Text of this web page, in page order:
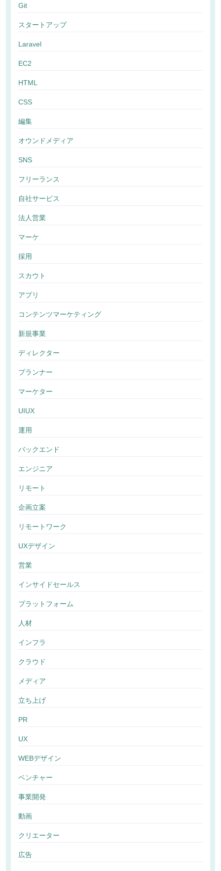
Git
スタートアップ
Laravel
EC2
HTML
CSS
編集
オウンドメディア
SNS
フリーランス
自社サービス
法人営業
マーケ
採用
スカウト
アプリ
コンテンツマーケティング
新規事業
ディレクター
プランナー
マーケター
UIUX
運用
バックエンド
エンジニア
リモート
企画立案
リモートワーク
UXデザイン
営業
インサイドセールス
プラットフォーム
人材
インフラ
クラウド
メディア
立ち上げ
PR
UX
WEBデザイン
ベンチャー
事業開発
動画
クリエーター
広告